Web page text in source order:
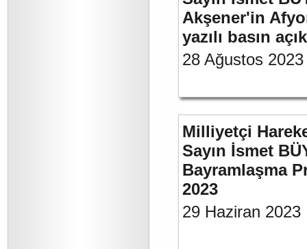
Akşener'in
yazılı basın
28 Ağustos 2023
Milliyetçi
Sayın İsmet
Bayramlaşma
2023
29 Haziran 2023